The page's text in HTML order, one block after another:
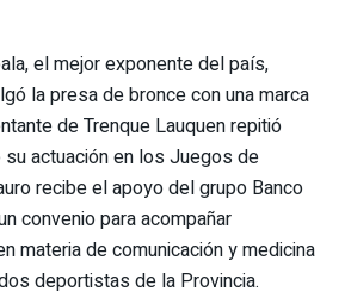
el mejor exponente del país,
la presa de bronce con una marca
de Trenque Lauquen repitió
actuación en los Juegos de
recibe el apoyo del grupo Banco
convenio para acompañar
materia de comunicación y medicina
deportistas de la Provincia.